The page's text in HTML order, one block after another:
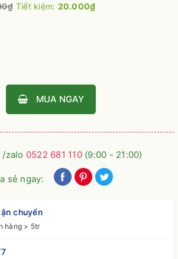
Tiết kiệm: 20.000₫
MUA NGAY
/zalo 0522 681 110(9:00 - 21:00)
sẻ ngay:
chuyển
hàng > 5tr